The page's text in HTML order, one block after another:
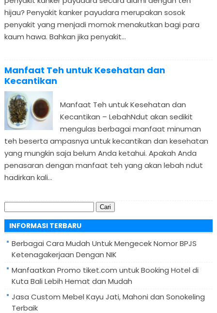
hijau? Penyakit kanker payudara merupakan sosok
penyakit yang menjadi momok menakutkan bagi para
kaum hawa. Bahkan jika penyakit...
Manfaat Teh untuk Kesehatan dan
Kecantikan
Manfaat Teh untuk Kesehatan dan
Kecantikan – LebahNdut akan sedikit
mengulas berbagai manfaat minuman
teh beserta ampasnya untuk kecantikan dan kesehatan
yang mungkin saja belum Anda ketahui. Apakah Anda
penasaran dengan manfaat teh yang akan lebah ndut
hadirkan kali...
untuk:
INFORMASI TERBARU
Berbagai Cara Mudah Untuk Mengecek Nomor BPJS
Ketenagakerjaan Dengan NIK
Manfaatkan Promo tiket.com untuk Booking Hotel di
Kuta Bali Lebih Hemat dan Mudah
Jasa Custom Mebel Kayu Jati, Mahoni dan Sonokeling
Terbaik